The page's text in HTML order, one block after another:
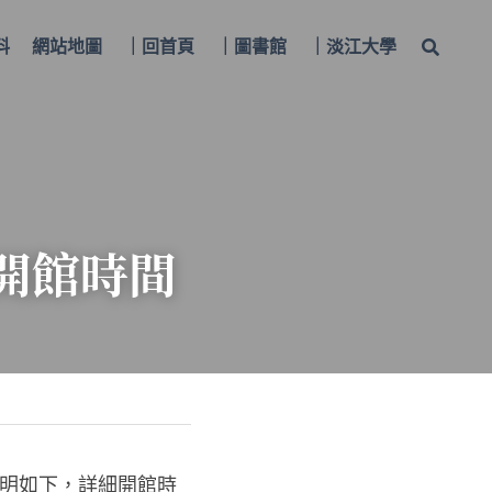
網站地圖 ｜回首頁 ｜圖書館 ｜淡江大學
館時間
如下， 詳細開館時